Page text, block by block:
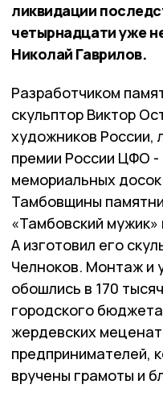
ликвидации
четырнадцати уже
Николай Гаврилов.
Разработчиком
скульптор Виктор
художников России,
премии России ЦФО -
мемориальных
Тамбовщины
«Тамбовский
А изготовил его
Челноков. Монтаж и
обошлись в 170
городского
жердевских
предпринимателей,
вручены грамоты и